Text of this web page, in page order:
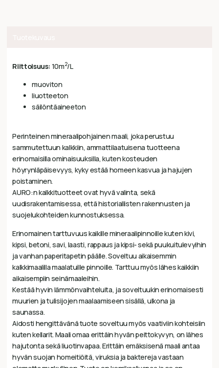
Riittoisuus: 10m2/L
muoviton
liuotteeton
säilöntäaineeton
Perinteinen mineraalipohjainen maali, joka perustuu
sammutettuun kalkkiin, ammattilaatuisena tuotteena
erinomaisilla ominaisuuksilla, kuten kosteuden
höyrynläpäisevyys, kyky estää homeen kasvua ja hajujen
poistaminen.
AURO:n kalkkituotteet ovat hyvä valinta, sekä
uudisrakentamisessa, että historiallisten rakennusten ja
suojelukohteiden kunnostuksessa.
Erinomainen tarttuvuus kaikille mineraalipinnoille kuten kivi,
kipsi, betoni, savi, laasti, rappaus ja kipsi- sekä puukuitulevyihin
ja vanhan paperitapetin päälle. Soveltuu aikaisemmin
kalkkimaalilla maalatuille pinnoille. Tarttuu myös lähes kaikkiin
aikaisempiin seinämaaleihin.
Kestää hyvin lämmönvaihteluita, ja soveltuukin erinomaisesti
muurien ja tulisijojen maalaamiseen sisällä, ulkona ja
saunassa.
Aidosti hengittävänä tuote soveltuu myös vaativiin kohteisiin
kuten kellarit. Maali omaa erittäin hyvän peittokyvyn, on lähes
hajutonta sekä liuotinvapaa. Erittäin emäksisenä maali antaa
hyvän suojan homeitiöitä, viruksia ja baktereja vastaan